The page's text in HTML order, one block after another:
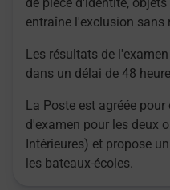
de pièce d'identité,
entraîne l'exclusion sans
Les résultats de
dans un délai de 48
La Poste est agréée
d'examen pour les deux
Intérieures) et propose
les bateaux-écoles.